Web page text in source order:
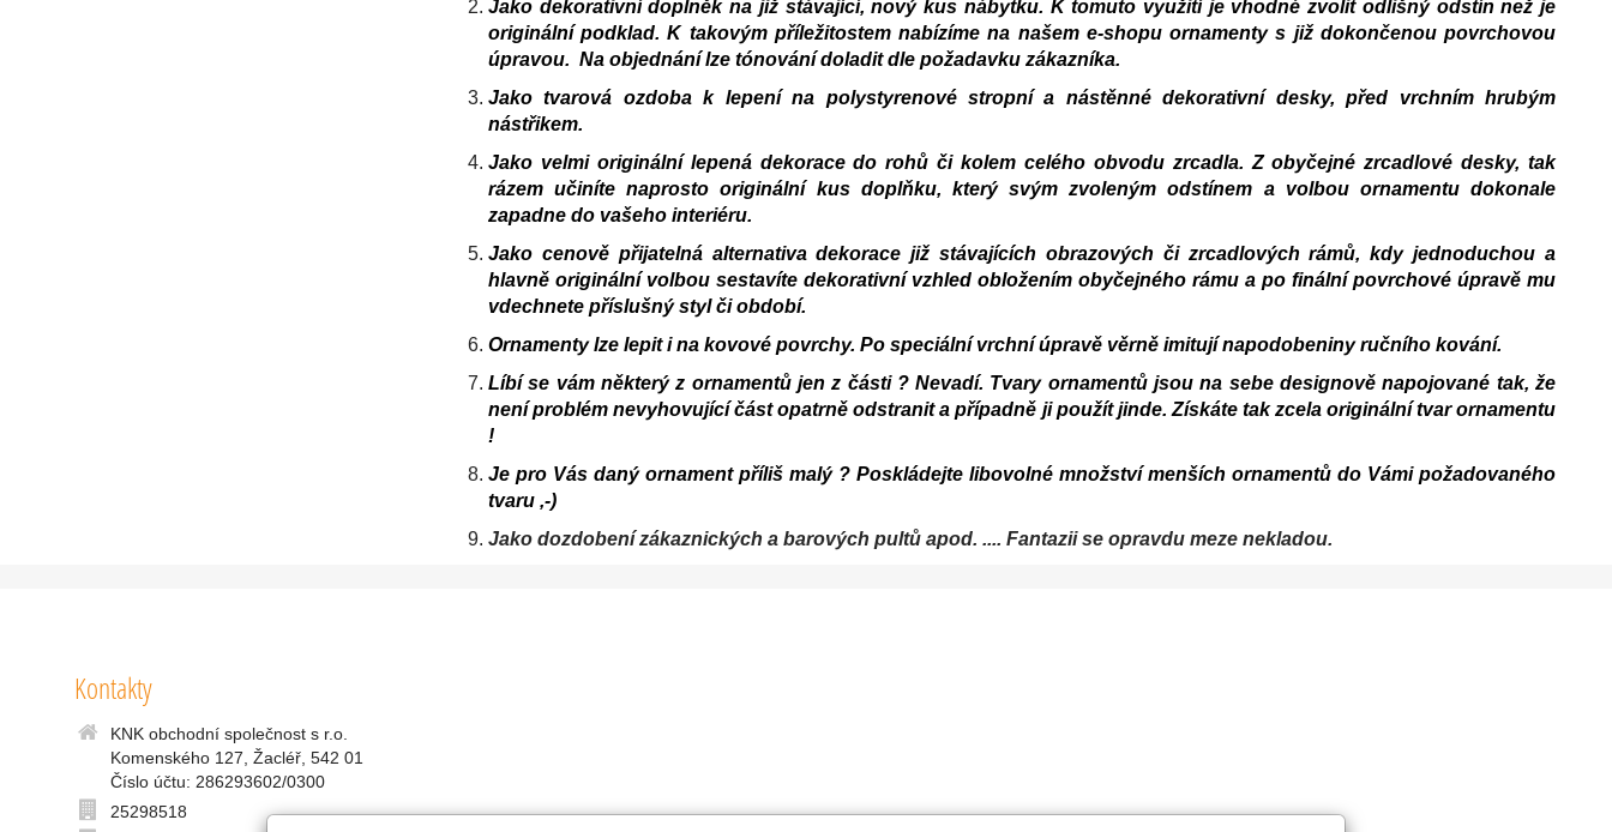
Jako dekorativní doplněk na již stávající, nový kus nábytku. K tomuto využití je vhodné zvolit odlišný odstín než je
originální podklad. K takovým příležitostem nabízíme na našem e-shopu ornamenty s již dokončenou povrchovou
úpravou. Na objednání lze tónování doladit dle požadavku zákazníka.
Jako tvarová ozdoba k lepení na polystyrenové stropní a nástěnné dekorativní desky, před vrchním hrubým
nástřikem.
Jako velmi originální lepená dekorace do rohů či kolem celého obvodu zrcadla. Z obyčejné zrcadlové desky, tak
rázem učiníte naprosto originální kus doplňku, který svým zvoleným odstínem a volbou ornamentu dokonale
zapadne do vašeho interiéru.
Jako cenově přijatelná alternativa dekorace již stávajících obrazových či zrcadlových rámů, kdy jednoduchou a
hlavně originální volbou sestavíte dekorativní vzhled obložením obyčejného rámu a po finální povrchové úpravě mu
vdechnete příslušný styl či období.
Ornamenty lze lepit i na kovové povrchy. Po speciální vrchní úpravě věrně imitují napodobeniny ručního kování.
Líbí se vám některý z ornamentů jen z části ? Nevadí. Tvary ornamentů jsou na sebe designově napojované tak, že
není problém nevyhovující část opatrně odstranit a případně ji použít jinde. Získáte tak zcela originální tvar ornamentu
!
Je pro Vás daný ornament příliš malý ? Poskládejte libovolné množství menších ornamentů do Vámi požadovaného
tvaru ,-)
Jako dozdobení zákaznických a barových pultů apod. .... Fantazii se opravdu meze nekladou.
Kontakty
KNK obchodní společnost s r.o.
Komenského 127, Žacléř, 542 01
Číslo účtu: 286293602/0300
25298518